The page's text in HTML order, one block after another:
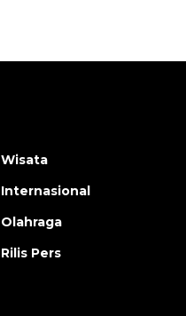
Wisata
Internasional
Olahraga
Rilis Pers